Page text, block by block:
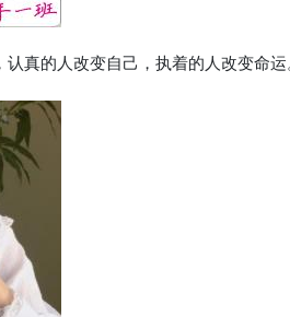
真的人改变自己，执着的人改变命运